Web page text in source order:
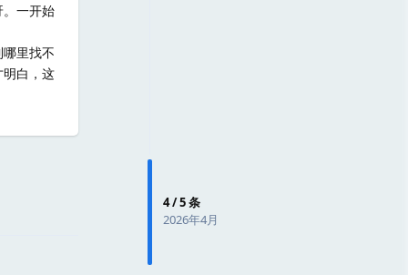
4/5条
2026年4月
一开始
里找不
白，这